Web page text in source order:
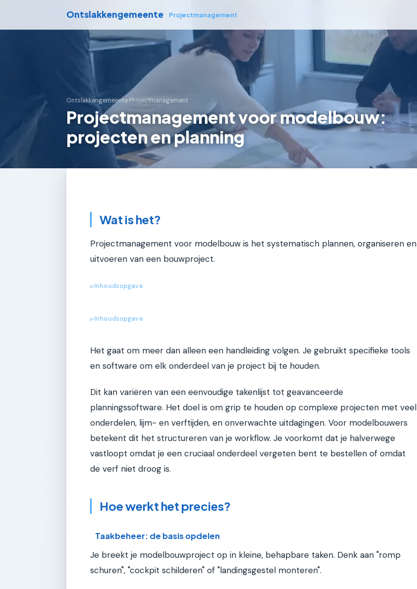
Ontslakkengemeente Projectmanagement
Ontslakkengemeente›Projectmanagement
Projectmanagement voor modelbouw:
projecten en planning
Wat is het?
Projectmanagement voor modelbouw is het systematisch plannen, organiseren en
uitvoeren van een bouwproject.
▶Inhoudsopgave
▶Inhoudsopgave
Het gaat om meer dan alleen een handleiding volgen. Je gebruikt specifieke tools
en software om elk onderdeel van je project bij te houden.
Dit kan variëren van een eenvoudige takenlijst tot geavanceerde
planningssoftware. Het doel is om grip te houden op complexe projecten met veel
onderdelen, lijm- en verftijden, en onverwachte uitdagingen. Voor modelbouwers
betekent dit het structureren van je workflow. Je voorkomt dat je halverwege
vastloopt omdat je een cruciaal onderdeel vergeten bent te bestellen of omdat
de verf niet droog is.
Hoe werkt het precies?
Taakbeheer: de basis opdelen
Je breekt je modelbouwproject op in kleine, behapbare taken. Denk aan "romp
schuren", "cockpit schilderen" of "landingsgestel monteren".